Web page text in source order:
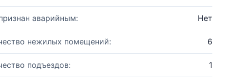
аварийным: Нет
нежилых помещений: 6
подъездов: 1